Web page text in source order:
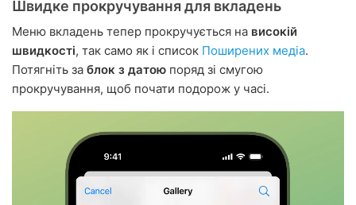
Швидке прокручування для вкладень
Меню вкладень тепер прокручується на високій
швидкості, так само як і список Поширених медіа.
Потягніть за блок з датою поряд зі смугою
прокручування, щоб почати подорож у часі.